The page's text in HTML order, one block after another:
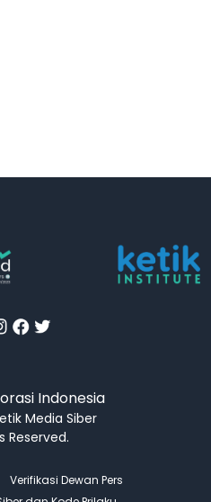
Indonesia
Media Siber
Reserved.
Verifikasi Dewan Pers